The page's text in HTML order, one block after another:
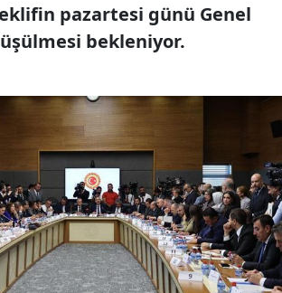
pazartesi günü Genel
bekleniyor.